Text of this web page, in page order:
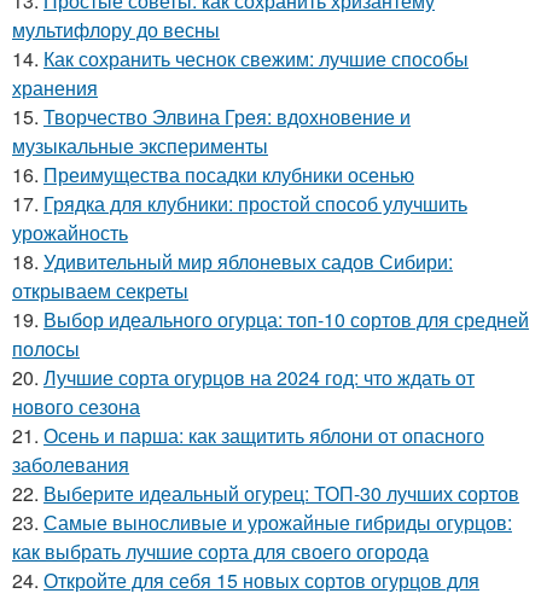
мультифлору до весны
14. Как сохранить чеснок свежим: лучшие способы
хранения
15. Творчество Элвина Грея: вдохновение и
музыкальные эксперименты
16. Преимущества посадки клубники осенью
17. Грядка для клубники: простой способ улучшить
урожайность
18. Удивительный мир яблоневых садов Сибири:
открываем секреты
19. Выбор идеального огурца: топ-10 сортов для средней
полосы
20. Лучшие сорта огурцов на 2024 год: что ждать от
нового сезона
21. Осень и парша: как защитить яблони от опасного
заболевания
22. Выберите идеальный огурец: ТОП-30 лучших сортов
23. Самые выносливые и урожайные гибриды огурцов:
как выбрать лучшие сорта для своего огорода
24. Откройте для себя 15 новых сортов огурцов для